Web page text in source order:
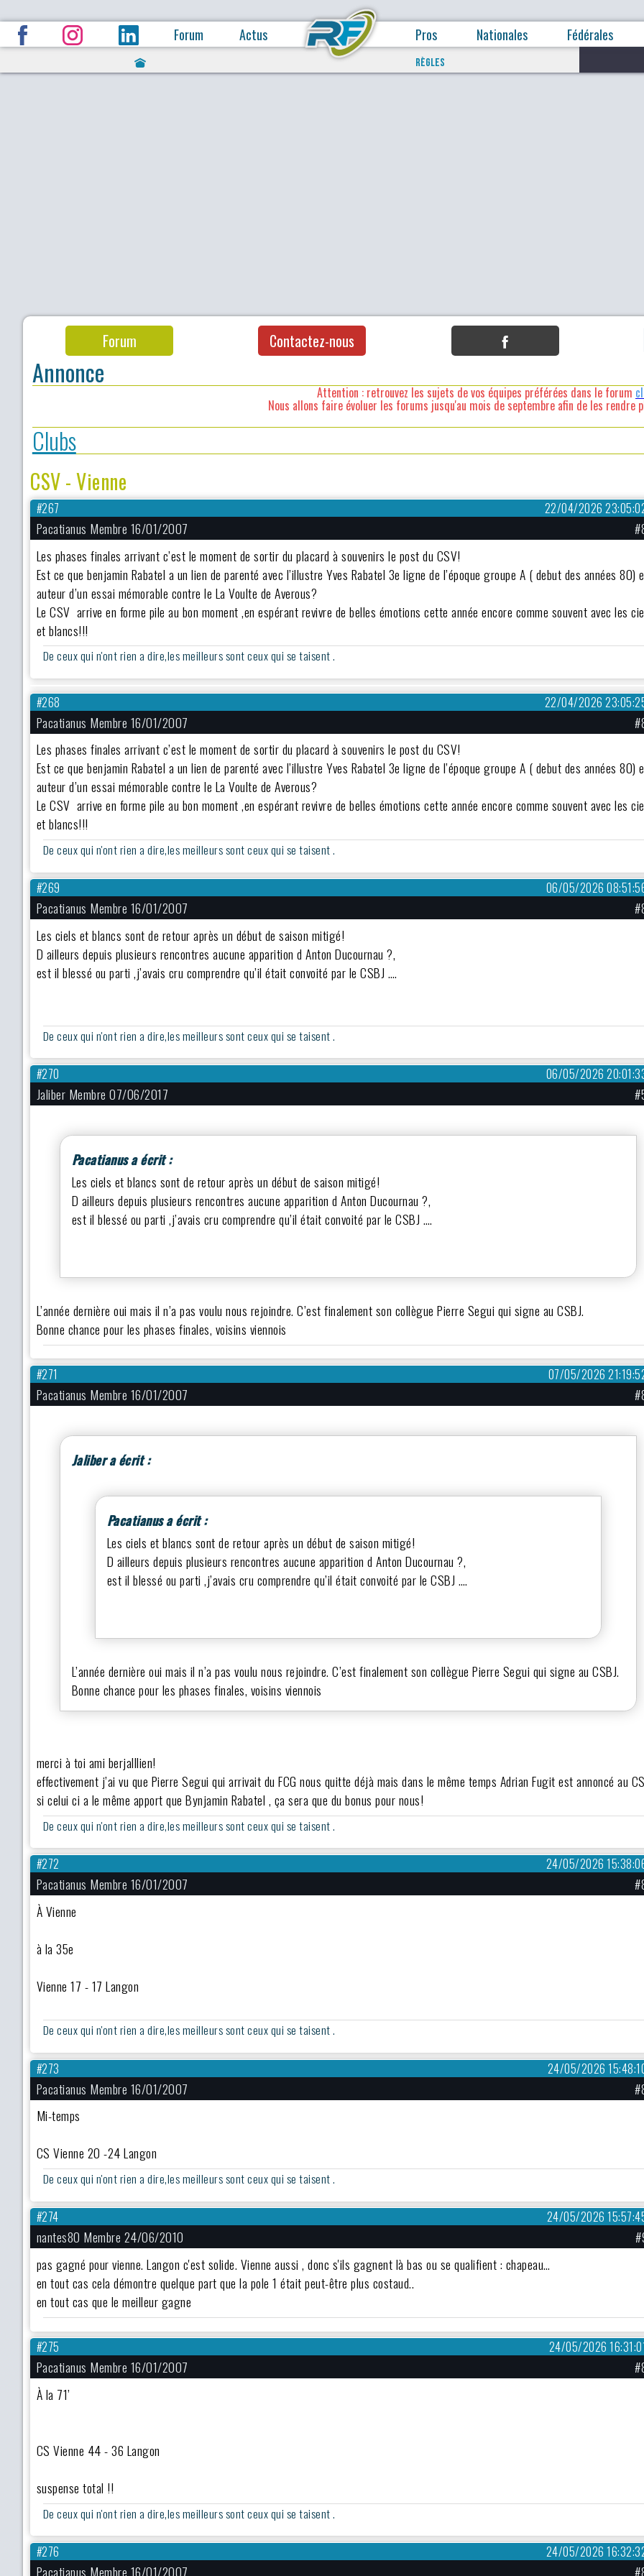
Forum Actus Pros Nationales Fédérales
RÈGLES
Forum Contactez-nous
Annonce
Attention : retrouvez les sujets de vos équipes préférées dans le forum
Nous allons faire évoluer les forums jusqu'au mois de septembre afin de les rendre
Clubs
CSV - Vienne
22/04/2026
#267
Pacatianus Membre 16/01/2007
Les phases finales arrivant c’est le moment de sortir du placard à souvenirs le post du CSV!
Est ce que benjamin Rabatel a un lien de parenté avec l’illustre Yves Rabatel 3e ligne de l’époque groupe A ( debut des années 80)
auteur d’un essai mémorable contre le La Voulte de Averous?
Le CSV arrive en forme pile au bon moment ,en espérant revivre de belles émotions cette année encore comme souvent avec les
et blancs!!!
De ceux qui n'ont rien a dire,les meilleurs sont ceux qui se taisent .
22/04/2026
#268
Pacatianus Membre 16/01/2007
Les phases finales arrivant c’est le moment de sortir du placard à souvenirs le post du CSV!
Est ce que benjamin Rabatel a un lien de parenté avec l’illustre Yves Rabatel 3e ligne de l’époque groupe A ( debut des années 80)
auteur d’un essai mémorable contre le La Voulte de Averous?
Le CSV arrive en forme pile au bon moment ,en espérant revivre de belles émotions cette année encore comme souvent avec les
et blancs!!!
De ceux qui n'ont rien a dire,les meilleurs sont ceux qui se taisent .
06/05/2026
#269
Pacatianus Membre 16/01/2007
Les ciels et blancs sont de retour après un début de saison mitigé!
D ailleurs depuis plusieurs rencontres aucune apparition d Anton Ducournau ?,
est il blessé ou parti ,j’avais cru comprendre qu’il était convoité par le CSBJ ….
De ceux qui n'ont rien a dire,les meilleurs sont ceux qui se taisent .
06/05/2026
#270
Jaliber Membre 07/06/2017
Pacatianus a écrit :
Les ciels et blancs sont de retour après un début de saison mitigé!
D ailleurs depuis plusieurs rencontres aucune apparition d Anton Ducournau ?,
est il blessé ou parti ,j’avais cru comprendre qu’il était convoité par le CSBJ ….
L’année dernière oui mais il n’a pas voulu nous rejoindre. C’est finalement son collègue Pierre Segui qui signe au CSBJ.
Bonne chance pour les phases finales, voisins viennois
07/05/2026
#271
Pacatianus Membre 16/01/2007
Jaliber a écrit :
Pacatianus a écrit :
Les ciels et blancs sont de retour après un début de saison mitigé!
D ailleurs depuis plusieurs rencontres aucune apparition d Anton Ducournau ?,
est il blessé ou parti ,j’avais cru comprendre qu’il était convoité par le CSBJ ….
L’année dernière oui mais il n’a pas voulu nous rejoindre. C’est finalement son collègue Pierre Segui qui signe au CSBJ.
Bonne chance pour les phases finales, voisins viennois
merci à toi ami berjalllien!
effectivement j’ai vu que Pierre Segui qui arrivait du FCG nous quitte déjà mais dans le même temps Adrian Fugit est annoncé au
si celui ci a le même apport que Bynjamin Rabatel , ça sera que du bonus pour nous!
De ceux qui n'ont rien a dire,les meilleurs sont ceux qui se taisent .
24/05/2026
#272
Pacatianus Membre 16/01/2007
À Vienne
à la 35e
Vienne 17 - 17 Langon
De ceux qui n'ont rien a dire,les meilleurs sont ceux qui se taisent .
24/05/2026
#273
Pacatianus Membre 16/01/2007
Mi-temps
CS Vienne 20 -24 Langon
De ceux qui n'ont rien a dire,les meilleurs sont ceux qui se taisent .
24/05/2026
#274
nantes80 Membre 24/06/2010
pas gagné pour vienne. Langon c'est solide. Vienne aussi , donc s'ils gagnent là bas ou se qualifient : chapeau…
en tout cas cela démontre quelque part que la pole 1 était peut-être plus costaud..
en tout cas que le meilleur gagne
24/05/2026
#275
Pacatianus Membre 16/01/2007
À la 71’
CS Vienne 44 - 36 Langon
suspense total !!
De ceux qui n'ont rien a dire,les meilleurs sont ceux qui se taisent .
24/05/2026
#276
Pacatianus Membre 16/01/2007